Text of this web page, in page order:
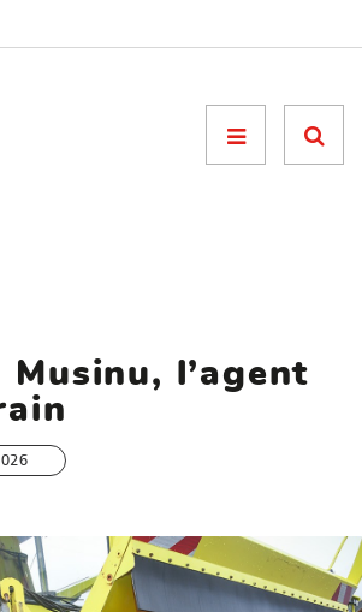
Menu

l’agent